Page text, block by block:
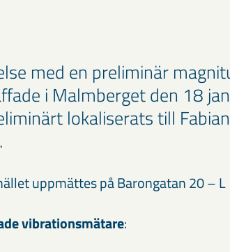
med en preliminär
i Malmberget den 18
lokaliserats till
uppmättes på Barongatan 20 –
vibrationsmätare: